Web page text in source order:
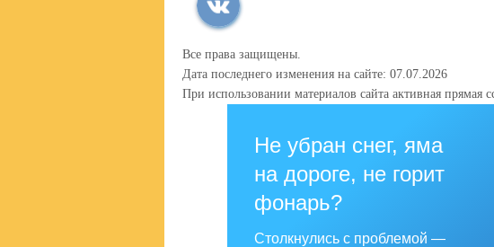
Все права защищены.
Дата последнего изменения на сайте: 07.07.2026
При использовании материалов сайта активная прямая
Не убран снег, яма
на дороге, не горит
фонарь?
Столкнулись с проблемой —